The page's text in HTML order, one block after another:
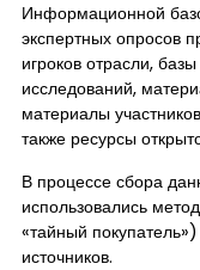
Информационной
экспертных опросов
игроков отрасли,
исследований,
материалы
также ресурсы
В процессе сбора
использовались
«тайный
источников.